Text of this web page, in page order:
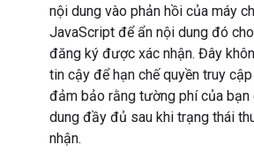
nội dung vào phản hồi của máy
JavaScript để ẩn nội dung đó
đăng ký được xác nhận. Đây
tin cậy để hạn chế quyền truy
đảm bảo rằng tường phí của bạn
dung đầy đủ sau khi trạng thái
nhận.